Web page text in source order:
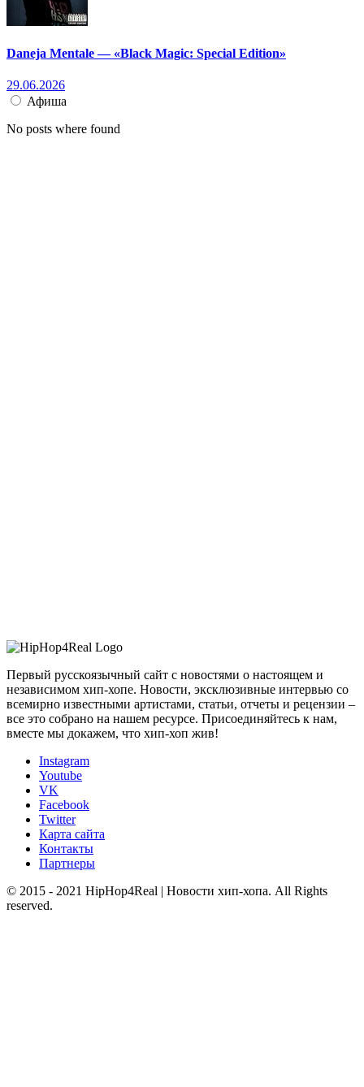
Daneja Mentale — «Black Magic: Special Edition»
29.06.2026
Афиша
No posts where found
Первый русскоязычный сайт с новостями о настоящем и
независимом хип-хопе. Новости, эксклюзивные интервью со
всемирно известными артистами, статьи, отчеты и рецензии –
все это собрано на нашем ресурсе. Присоединяйтесь к нам,
вместе мы докажем, что хип-хоп жив!
Instagram
Youtube
VK
Facebook
Twitter
Карта сайта
Контакты
Партнеры
© 2015 - 2021 HipHop4Real | Новости хип-хопа. All Rights
reserved.